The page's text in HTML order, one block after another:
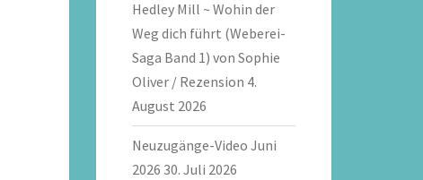
Hedley Mill ~ Wohin der
Weg dich führt (Weberei-
Saga Band 1) von Sophie
Oliver / Rezension 4.
August 2026
Neuzugänge-Video Juni
2026 30. Juli 2026